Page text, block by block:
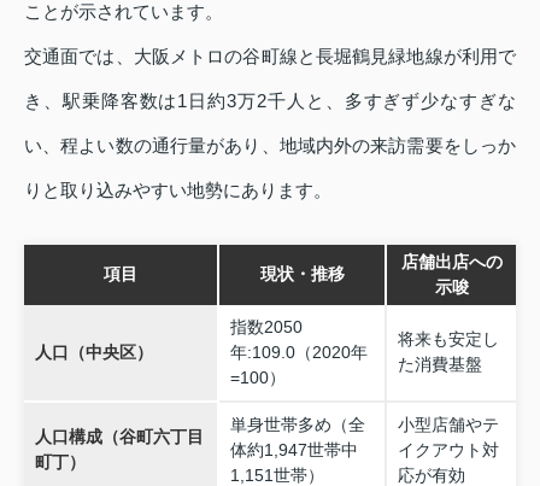
ことが示されています。
交通面では、大阪メトロの谷町線と長堀鶴見緑地線が利用で
き、駅乗降客数は1日約3万2千人と、多すぎず少なすぎな
い、程よい数の通行量があり、地域内外の来訪需要をしっか
りと取り込みやすい地勢にあります。
項目 現状・推移
店舗出店への
示唆
人口（中央区）
指数2050
年:109.0（2020年
=100）
将来も安定し
た消費基盤
人口構成（谷町六丁目
町丁）
単身世帯多め（全
体約1,947世帯中
1,151世帯）
小型店舗やテ
イクアウト対
応が有効